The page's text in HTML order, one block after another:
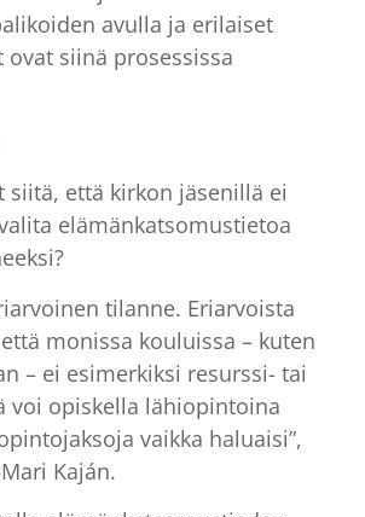
avulla ja erilaiset
siinä prosessissa
siitä, että kirkon jäsenillä ei
elämänkatsomustietoa
tilanne. Eriarvoista
monissa kouluissa – kuten
– ei esimerkiksi resurssi- tai
voi opiskella lähiopintoina
vaikka haluaisi”,
Kaján.